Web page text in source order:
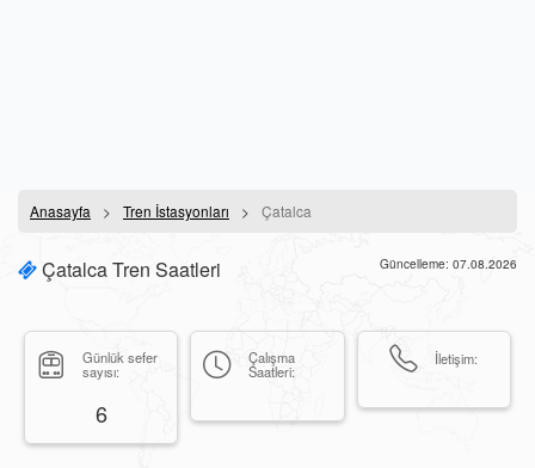
Anasayfa Tren İstasyonları Çatalca
Çatalca Tren Saatleri Güncelleme: 07.08.2026
Günlük sefer
sayısı:
6
Çalışma
Saatleri:
İletişim: